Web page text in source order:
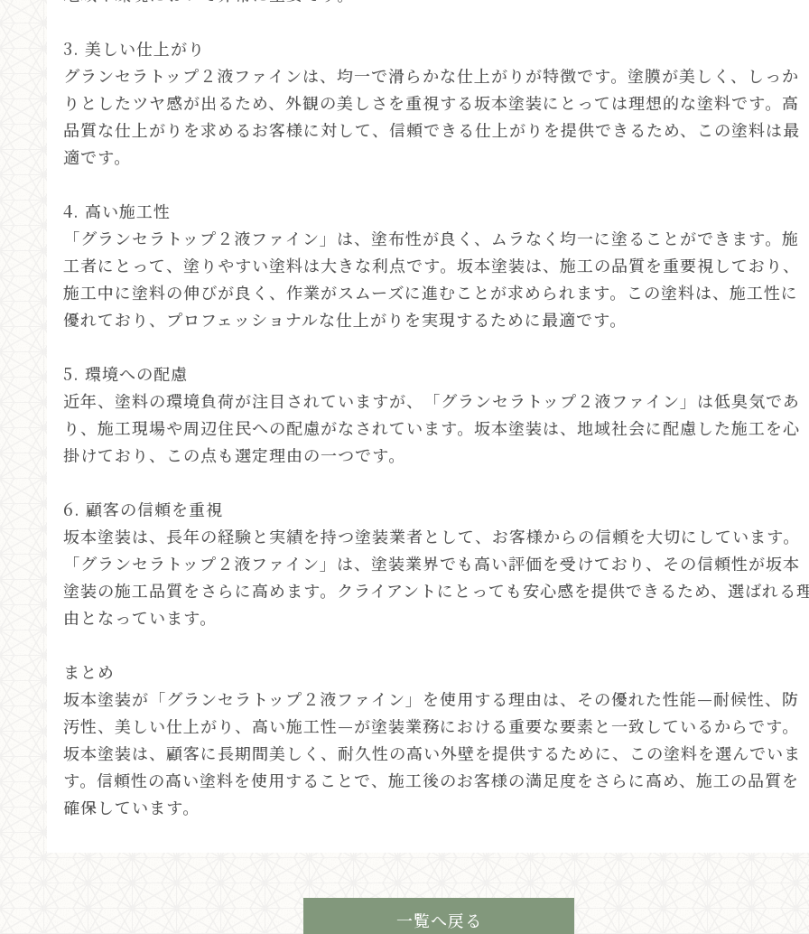
3. 美しい仕上がり
グランセラトップ２液ファインは、均一で滑らかな仕上がりが特徴です。塗膜が美しく、しっか
りとしたツヤ感が出るため、外観の美しさを重視する坂本塗装にとっては理想的な塗料です。高
品質な仕上がりを求めるお客様に対して、信頼できる仕上がりを提供できるため、この塗料は最
適です。
4. 高い施工性
「グランセラトップ２液ファイン」は、塗布性が良く、ムラなく均一に塗ることができます。施
工者にとって、塗りやすい塗料は大きな利点です。坂本塗装は、施工の品質を重要視しており、
施工中に塗料の伸びが良く、作業がスムーズに進むことが求められます。この塗料は、施工性に
優れており、プロフェッショナルな仕上がりを実現するために最適です。
5. 環境への配慮
近年、塗料の環境負荷が注目されていますが、「グランセラトップ２液ファイン」は低臭気であ
り、施工現場や周辺住民への配慮がなされています。坂本塗装は、地域社会に配慮した施工を心
掛けており、この点も選定理由の一つです。
6. 顧客の信頼を重視
坂本塗装は、長年の経験と実績を持つ塗装業者として、お客様からの信頼を大切にしています。
「グランセラトップ２液ファイン」は、塗装業界でも高い評価を受けており、その信頼性が坂本
塗装の施工品質をさらに高めます。クライアントにとっても安心感を提供できるため、選ばれる
由となっています。
まとめ
坂本塗装が「グランセラトップ２液ファイン」を使用する理由は、その優れた性能—耐候性、防
汚性、美しい仕上がり、高い施工性—が塗装業務における重要な要素と一致しているからです。
坂本塗装は、顧客に長期間美しく、耐久性の高い外壁を提供するために、この塗料を選んでいま
す。信頼性の高い塗料を使用することで、施工後のお客様の満足度をさらに高め、施工の品質を
確保しています。
一覧へ戻る